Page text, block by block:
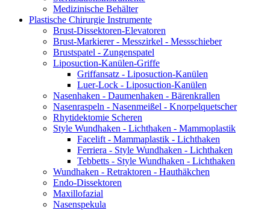
Medizinische Behälter
Plastische Chirurgie Instrumente
Brust-Dissektoren-Elevatoren
Brust-Markierer - Messzirkel - Messschieber
Brustspatel - Zungenspatel
Liposuction-Kanülen-Griffe
Griffansatz - Liposuction-Kanülen
Luer-Lock - Liposuction-Kanülen
Nasenhaken - Daumenhaken - Bärenkrallen
Nasenraspeln - Nasenmeißel - Knorpelquetscher
Rhytidektomie Scheren
Style Wundhaken - Lichthaken - Mammoplastik
Facelift - Mammaplastik - Lichthaken
Ferriera - Style Wundhaken - Lichthaken
Tebbetts - Style Wundhaken - Lichthaken
Wundhaken - Retraktoren - Hauthäkchen
Endo-Dissektoren
Maxillofazial
Nasenspekula